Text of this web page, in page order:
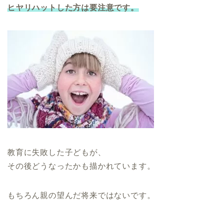
ヒヤリハットした方は要注意です。
教育に失敗した子どもが、
その後どうなったかも描かれています。
もちろん親の望んだ将来ではないです。